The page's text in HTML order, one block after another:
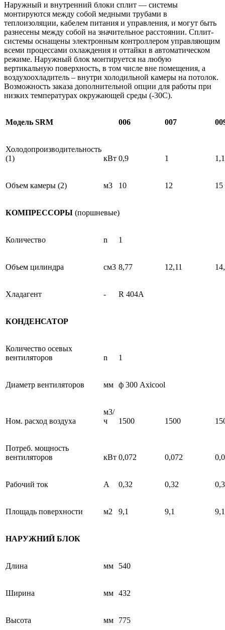
Наружный и внутренний блоки сплит — системы
монтируются между собой медными трубами в
теплоизоляции, кабелем питания и управления, и могут быть
разнесены между собой на значительное расстоянии. Сплит-
системы оснащены электронным контроллером управляющим
всеми процессами охлаждения и оттайки в автоматическом
режиме. Наружный блок монтируется на любую
вертикальную поверхность, в том числе вне помещения, а
воздухоохладитель – внутри холодильной камеры на потолок.
Возможность заказа дополнительной опции для работы при
низких температурах окружающей среды (-30С).
Модель SRM 006 007
Холодопроизводительность
(1)
кВт 0,9 1 1,1
Объем камеры (2) м3 10 12 15
КОМПРЕССОРЫ (поршневые)
Количество n 1
Объем цилиндра см3 8,77 12,11
Хладагент - R 404A
КОНДЕНСАТОР
Количество осевых
вентиляторов
n 1
Диаметр вентиляторов мм ф 300 Axicool
Ном. расход воздуха
м3/
ч
1500 1500
Потреб. мощность
вентиляторов
кВт 0,072 0,072
Рабочий ток А 0,32 0,32
Площадь поверхности м2 9,1 9,1 9,1
НАРУЖНИЙ БЛОК
Длина мм 540
Ширина мм 432
Высота мм 775